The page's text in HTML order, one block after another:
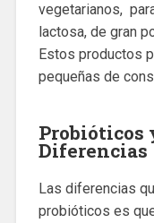
vegetarianos,
lactosa, de gran
Estos productos
pequeñas de
Probióticos
Diferencias
Las diferencias
probióticos es